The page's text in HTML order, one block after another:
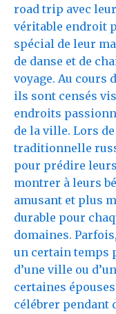
road trip avec
véritable endroit
spécial de leur
de danse et de
voyage. Au cours
ils sont censés
endroits
de la ville. Lors
traditionnelle
pour prédire
montrer à leurs
amusant et plus
durable pour
domaines.
un certain temps
d’une ville ou
certaines
célébrer pendant